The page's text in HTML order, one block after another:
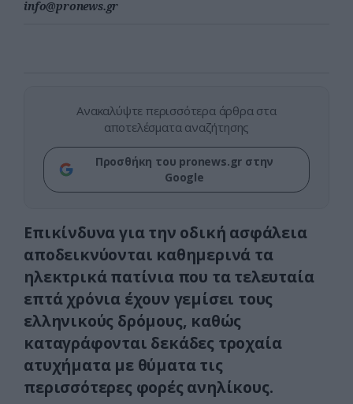
info@pronews.gr
Ανακαλύψτε περισσότερα άρθρα στα
αποτελέσματα αναζήτησης
Προσθήκη του pronews.gr στην
Google
Επικίνδυνα για την οδική ασφάλεια
αποδεικνύονται καθημερινά τα
ηλεκτρικά πατίνια που τα τελευταία
επτά χρόνια έχουν γεμίσει τους
ελληνικούς δρόμους, καθώς
καταγράφονται δεκάδες τροχαία
ατυχήματα με θύματα τις
περισσότερες φορές ανηλίκους.